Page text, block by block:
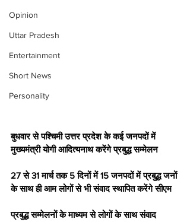
Opinion
Uttar Pradesh
Entertainment
Short News
Personality
बुधवार से पश्चिमी उत्तर प्रदेश के कई जनपदों में
मुख्यमंत्री योगी आदित्यनाथ करेंगे प्रबुद्ध सम्मेलन
27 से 31 मार्च तक 5 दिनों में 15 जनपदों में प्रबुद्ध जनों
के साथ ही आम लोगों से भी संवाद स्थापित करेंगे सीएम
प्रबुद्ध सम्मेलनों के माध्यम से लोगों के साथ संवाद